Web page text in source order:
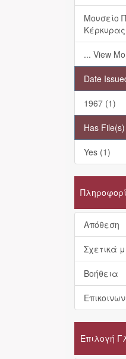
Μουσείο
... View
Date
1967 (1)
Has File(s)
Yes (1)
Απόθεση
Σχετικά
Βοήθεια
Επιλογή